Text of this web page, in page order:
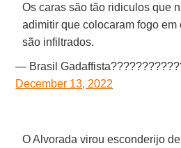
Os caras são tão ridiculos que
adimitir que colocaram fogo em
são infiltrados.
— Brasil
December 13, 2022
O Alvorada virou esconderijo